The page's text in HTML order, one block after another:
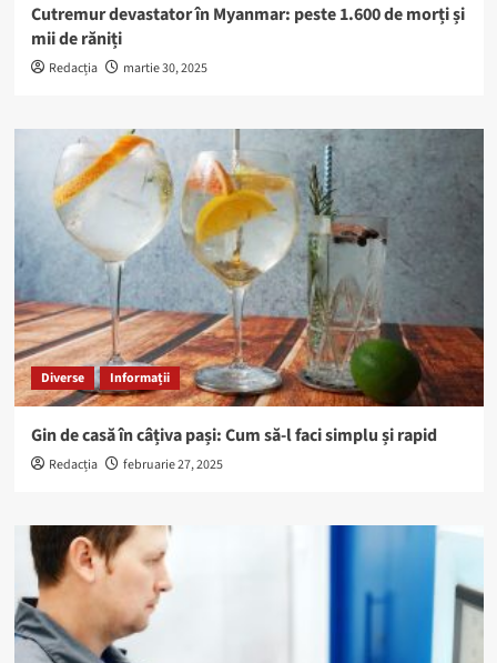
Cutremur devastator în Myanmar: peste 1.600 de morți și
mii de răniți
Redacția martie 30, 2025
Diverse Informații
Gin de casă în câțiva pași: Cum să-l faci simplu și rapid
Redacția februarie 27, 2025